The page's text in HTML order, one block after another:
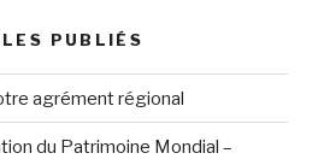
PUBLIÉS
agrément régional
du Patrimoine Mondial –